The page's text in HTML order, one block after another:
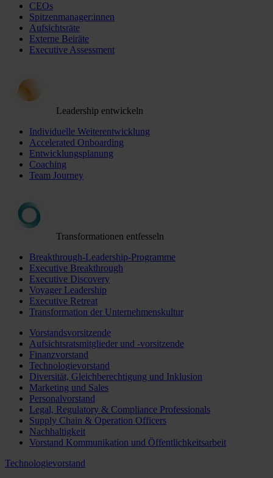
CEOs
Spitzenmanager:innen
Aufsichtsräte
Externe Beiräte
Executive Assessment
Leadership entwickeln
Individuelle Weiterentwicklung
Accelerated Onboarding
Entwicklungsplanung
Coaching
Team Journey
Transformationen entfesseln
Breakthrough-Leadership-Programme
Executive Breakthrough
Executive Discovery
Voyager Leadership
Executive Retreat
Transformation der Unternehmenskultur
Vorstandsvorsitzende
Aufsichtsratsmitglieder und -vorsitzende
Finanzvorstand
Technologievorstand
Diversität, Gleichberechtigung und Inklusion
Marketing und Sales
Personalvorstand
Legal, Regulatory & Compliance Professionals
Supply Chain & Operation Officers
Nachhaltigkeit
Vorstand Kommunikation und Öffentlichkeitsarbeit
Technologievorstand